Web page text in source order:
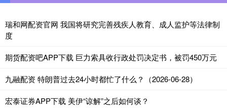
瑞和网配资官网 我国将研究完善残疾人教育、成人监护等法律制
度
期货配资吧APP下载 巨力索具收行政处罚决定书，被罚450万元
九融配资 特朗普过去24小时都忙了什么？（2026-06-28）
宏泰证券APP下载 美伊“谅解”之后如何谈？